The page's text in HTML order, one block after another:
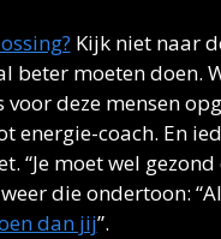
Kijk niet naar
beter moeten doen.
voor deze mensen
energie-coach. En
“Je moet wel
die ondertoon:
dan jij”.